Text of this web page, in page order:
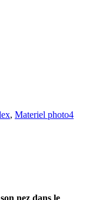
, Materiel photo4
nez dans le